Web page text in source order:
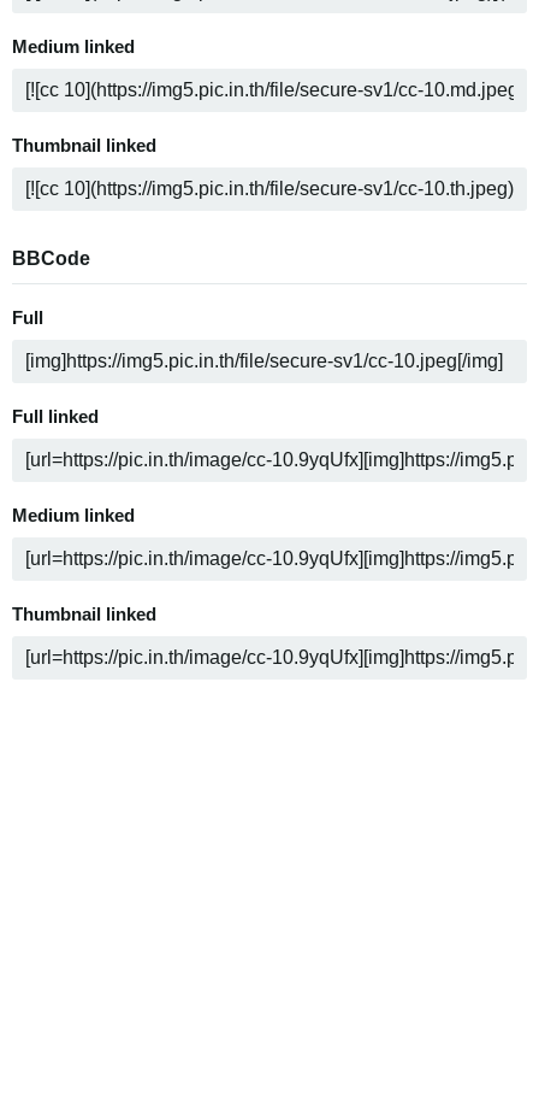
Medium linked
Thumbnail linked
BBCode
Full
Full linked
Medium linked
Thumbnail linked